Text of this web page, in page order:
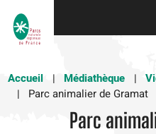
Accueil
Médiathèque
Parc animalier de Gramat
Parc